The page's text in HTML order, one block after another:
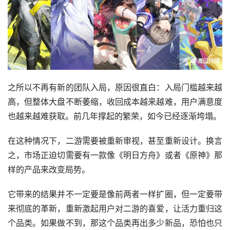
之所以不再有新的团队入局，原因很直白：入局门槛越来越
高，但整体大盘不断萎缩，收回成本越来越难，用户满意度
也越来越难获取。前几年撑起的繁荣，如今已经逐渐垮塌。
在这种情况下，二游需要被重新审视，甚至重新设计。换言
之，市场正迫切需要有一款像《明日方舟》或者《原神》那
样的产品来改变局势。
它带来的结果并不一定要是像前两者一样扩圈，但一定要带
来彻底的革新，重新激起用户对二游的喜爱，让活力重归这
个品类。如果做不到，那这个品类再出多少新品，恐怕也只